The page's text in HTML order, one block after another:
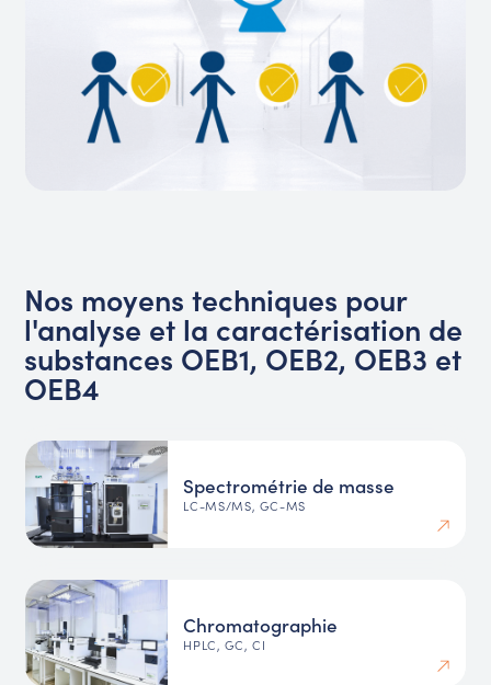
Nos moyens techniques pour
l'analyse et la caractérisation de
substances OEB1, OEB2, OEB3 et
OEB4
Spectrométrie de masse
LC-MS/MS, GC-MS
Chromatographie
HPLC, GC, CI